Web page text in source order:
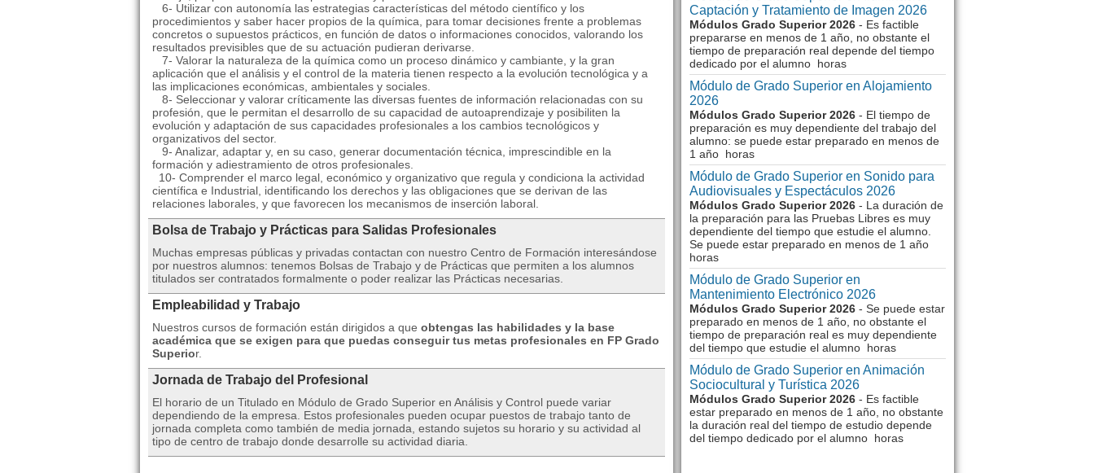
6- Utilizar con autonomía las estrategias características del método científico y los
procedimientos y saber hacer propios de la química, para tomar decisiones frente a problemas
concretos o supuestos prácticos, en función de datos o informaciones conocidos, valorando los
resultados previsibles que de su actuación pudieran derivarse.
7- Valorar la naturaleza de la química como un proceso dinámico y cambiante, y la gran
aplicación que el análisis y el control de la materia tienen respecto a la evolución tecnológica y a
las implicaciones económicas, ambientales y sociales.
8- Seleccionar y valorar críticamente las diversas fuentes de información relacionadas con su
profesión, que le permitan el desarrollo de su capacidad de autoaprendizaje y posibiliten la
evolución y adaptación de sus capacidades profesionales a los cambios tecnológicos y
organizativos del sector.
9- Analizar, adaptar y, en su caso, generar documentación técnica, imprescindible en la
formación y adiestramiento de otros profesionales.
10- Comprender el marco legal, económico y organizativo que regula y condiciona la actividad
científica e Industrial, identificando los derechos y las obligaciones que se derivan de las
relaciones laborales, y que favorecen los mecanismos de inserción laboral.
Bolsa de Trabajo y Prácticas para Salidas Profesionales
Muchas empresas públicas y privadas contactan con nuestro Centro de Formación interesándose
por nuestros alumnos: tenemos Bolsas de Trabajo y de Prácticas que permiten a los alumnos
titulados ser contratados formalmente o poder realizar las Prácticas necesarias.
Empleabilidad y Trabajo
Nuestros cursos de formación están dirigidos a que obtengas las habilidades y la base
académica que se exigen para que puedas conseguir tus metas profesionales en FP Grado
Superior.
Jornada de Trabajo del Profesional
El horario de un Titulado en Módulo de Grado Superior en Análisis y Control puede variar
dependiendo de la empresa. Estos profesionales pueden ocupar puestos de trabajo tanto de
jornada completa como también de media jornada, estando sujetos su horario y su actividad al
tipo de centro de trabajo donde desarrolle su actividad diaria.
Captación y Tratamiento de Imagen 2026
Módulos Grado Superior 2026 - Es factible
prepararse en menos de 1 año, no obstante el
tiempo de preparación real depende del tiempo
dedicado por el alumno horas
Módulo de Grado Superior en Alojamiento
2026
Módulos Grado Superior 2026 - El tiempo de
preparación es muy dependiente del trabajo del
alumno: se puede estar preparado en menos de
1 año horas
Módulo de Grado Superior en Sonido para
Audiovisuales y Espectáculos 2026
Módulos Grado Superior 2026 - La duración de
la preparación para las Pruebas Libres es muy
dependiente del tiempo que estudie el alumno.
Se puede estar preparado en menos de 1 año
horas
Módulo de Grado Superior en
Mantenimiento Electrónico 2026
Módulos Grado Superior 2026 - Se puede estar
preparado en menos de 1 año, no obstante el
tiempo de preparación real es muy dependiente
del tiempo que estudie el alumno horas
Módulo de Grado Superior en Animación
Sociocultural y Turística 2026
Módulos Grado Superior 2026 - Es factible
estar preparado en menos de 1 año, no obstante
la duración real del tiempo de estudio depende
del tiempo dedicado por el alumno horas